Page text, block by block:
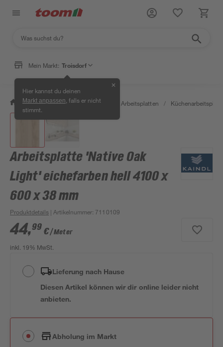
Mein Markt: Troisdorf
Hier kannst du deinen
Markt anpassen , falls er nicht
stimmt.
✕
/ Bauen & Renovieren / Holz Arbeitsplatten /
Arbeitsplatte 'Native Oak
Light' eichefarben hell 4100 x
600 x 38 mm
Produktdetails | Artikelnummer: 7110109
44,99 €/ Meter
inkl. 19% MwSt.
Lieferung nach Hause
Diesen Artikel können wir dir online leider nicht
anbieten.
Abholung im Markt